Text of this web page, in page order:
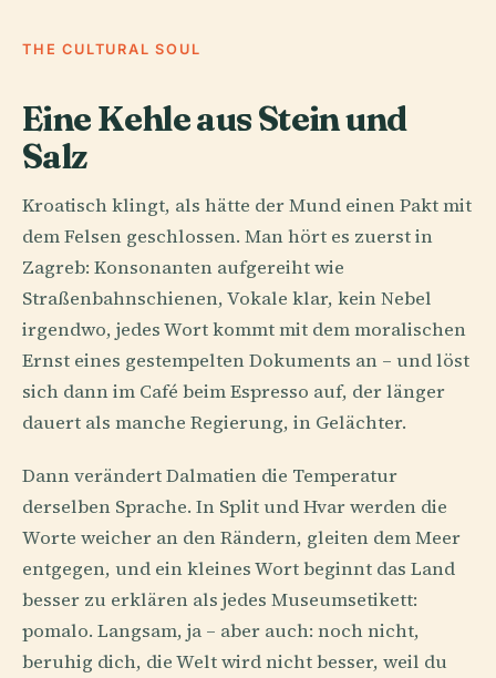
THE CULTURAL SOUL
Eine Kehle aus Stein und
Salz
Kroatisch klingt, als hätte der Mund einen Pakt mit
dem Felsen geschlossen. Man hört es zuerst in
Zagreb: Konsonanten aufgereiht wie
Straßenbahnschienen, Vokale klar, kein Nebel
irgendwo, jedes Wort kommt mit dem moralischen
Ernst eines gestempelten Dokuments an – und löst
sich dann im Café beim Espresso auf, der länger
dauert als manche Regierung, in Gelächter.
Dann verändert Dalmatien die Temperatur
derselben Sprache. In Split und Hvar werden die
Worte weicher an den Rändern, gleiten dem Meer
entgegen, und ein kleines Wort beginnt das Land
besser zu erklären als jedes Museumsetikett:
pomalo. Langsam, ja – aber auch: noch nicht,
beruhig dich, die Welt wird nicht besser, weil du